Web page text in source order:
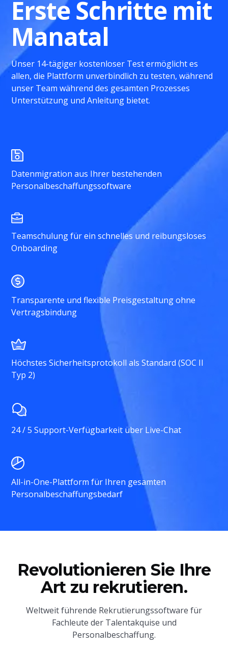
Erste Schritte mit
Manatal
Unser 14-tägiger kostenloser Test ermöglicht es
allen, die Plattform unverbindlich zu testen, während
unser Team während des gesamten Prozesses
Unterstützung und Anleitung bietet.
Datenmigration aus Ihrer bestehenden
Personalbeschaffungssoftware
Teamschulung für ein schnelles und reibungsloses
Onboarding
Transparente und flexible Preisgestaltung ohne
Vertragsbindung
Höchstes Sicherheitsprotokoll als Standard (SOC II
Typ 2)
24 / 5 Support-Verfügbarkeit über Live-Chat
All-in-One-Plattform für Ihren gesamten
Personalbeschaffungsbedarf
Revolutionieren Sie Ihre
Art zu rekrutieren.
Weltweit führende Rekrutierungssoftware für
Fachleute der Talentakquise und
Personalbeschaffung.